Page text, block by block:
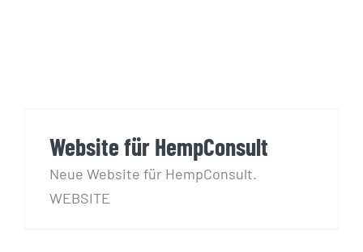
Website für HempConsult
Neue Website für HempConsult.
WEBSITE